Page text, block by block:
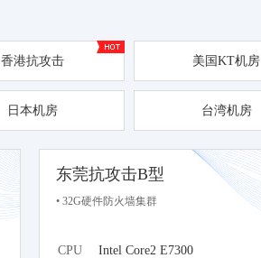
香港抗攻击 美国KT机房
日本机房 台湾机房
东莞抗攻击B型
• 32G硬件防火墙集群
CPU Intel Core2 E7300